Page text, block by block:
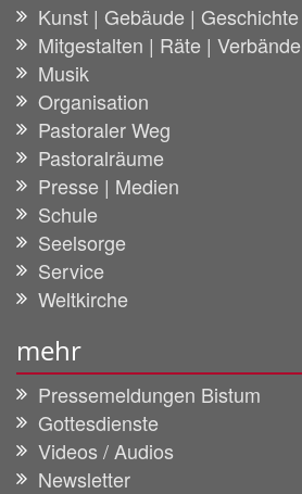
Kunst | Gebäude | Geschichte
Mitgestalten | Räte | Verbände
Musik
Organisation
Pastoraler Weg
Pastoralräume
Presse | Medien
Schule
Seelsorge
Service
Weltkirche
mehr
Pressemeldungen Bistum
Gottesdienste
Videos / Audios
Newsletter